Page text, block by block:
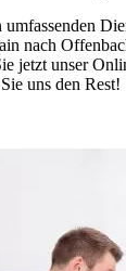
umfassenden
nach
jetzt unser
uns den Rest!